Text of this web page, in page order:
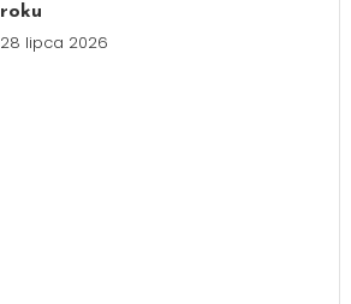
roku
28 lipca 2026